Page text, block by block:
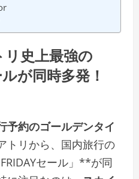
史上最強の
ルが同時多発！
予約のゴールデンタイ
トリから、国内旅行の
セール」**が同